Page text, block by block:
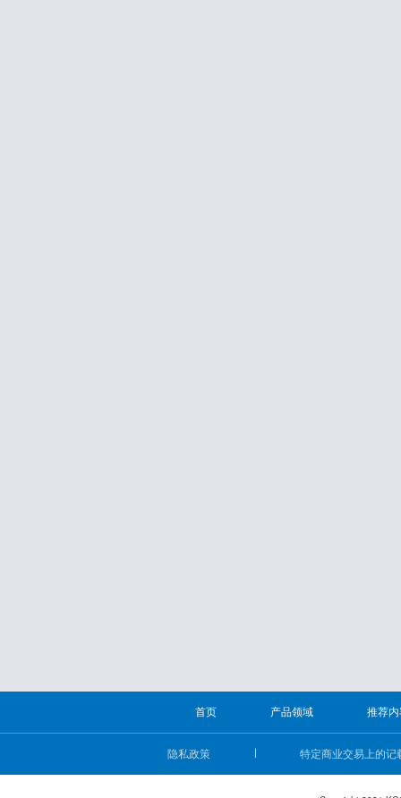
首页 产品领域 推荐
隐私政策 特定商业交易上的记